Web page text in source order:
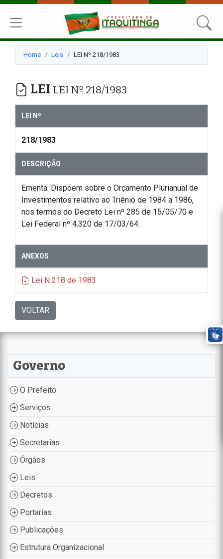
Home Leis LEI Nº 218/1983
LEI LEI Nº 218/1983
LEI Nº
218/1983
DESCRIÇÃO
Ementa: Dispõem sobre o Orçamento Plurianual de
Investimentos relativo ao Triênio de 1984 a 1986,
nos termos do Decreto Lei nº 285 de 15/05/70 e
Lei Federal nº 4.320 de 17/03/64.
ANEXOS
Lei N 218 de 1983
VOLTAR
Governo
O Prefeito
Serviços
Notícias
Secretarias
Órgãos
Leis
Decretos
Portarias
Publicações
Estrutura Organizacional